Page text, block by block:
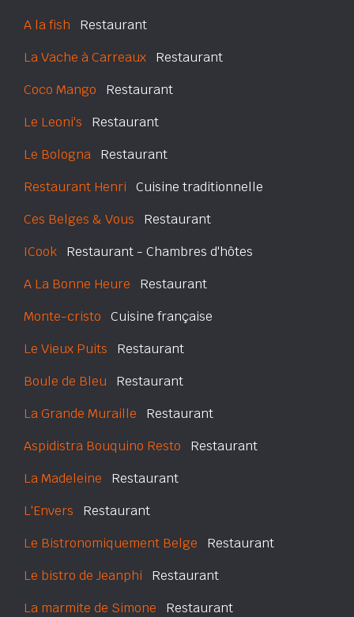
A la fish Restaurant
La Vache à Carreaux Restaurant
Coco Mango Restaurant
Le Leoni's Restaurant
Le Bologna Restaurant
Restaurant Henri Cuisine traditionnelle
Ces Belges & Vous Restaurant
ICook Restaurant - Chambres d'hôtes
A La Bonne Heure Restaurant
Monte-cristo Cuisine française
Le Vieux Puits Restaurant
Boule de Bleu Restaurant
La Grande Muraille Restaurant
Aspidistra Bouquino Resto Restaurant
La Madeleine Restaurant
L'Envers Restaurant
Le Bistronomiquement Belge Restaurant
Le bistro de Jeanphi Restaurant
La marmite de Simone Restaurant